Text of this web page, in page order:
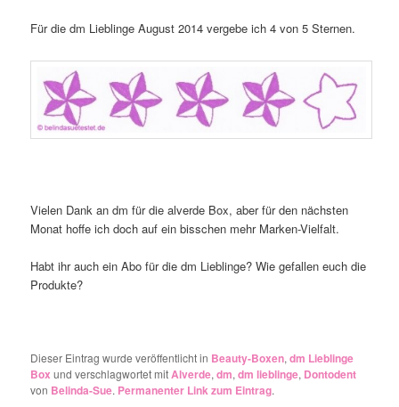
Für die dm Lieblinge August 2014 vergebe ich 4 von 5 Sternen.
Vielen Dank an dm für die alverde Box, aber für den nächsten
Monat hoffe ich doch auf ein bisschen mehr Marken-Vielfalt.
Habt ihr auch ein Abo für die dm Lieblinge? Wie gefallen euch die
Produkte?
Dieser Eintrag wurde veröffentlicht in Beauty-Boxen,dm Lieblinge
Box und verschlagwortet mitAlverde,dm,dm lieblinge, Dontodent
von Belinda-Sue. Permanenter Link zum Eintrag.